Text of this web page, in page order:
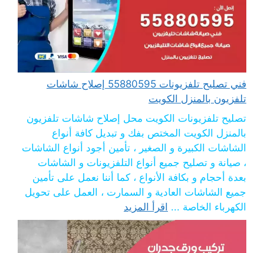
فني تصليح تلفزيونات 55880595 إصلاح شاشات
تلفزيون بالمنزل الكويت
تصليح تلفزيونات الكويت محل إصلاح شاشات تلفزيون
بالمنزل الكويت المختص بفك و تبديل كافة أنواع
الشاشات الكبيرة و الصغير ، تأمين أجود أنواع الشاشات
، صيانة و تصليح جميع أنواع التلفزيونات و الشاشات
بعدة أحجام و بكافة الأنواع ، كما أننا نعمل على تأمين
جميع الشاشات العادية و السمارت ، العمل على تحويل
الكهرباء الخاصة ... اقرأ المزيد